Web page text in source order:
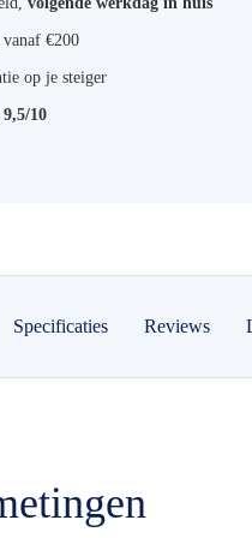
vanaf €200
op je steiger
9,5/10
Specificaties Reviews